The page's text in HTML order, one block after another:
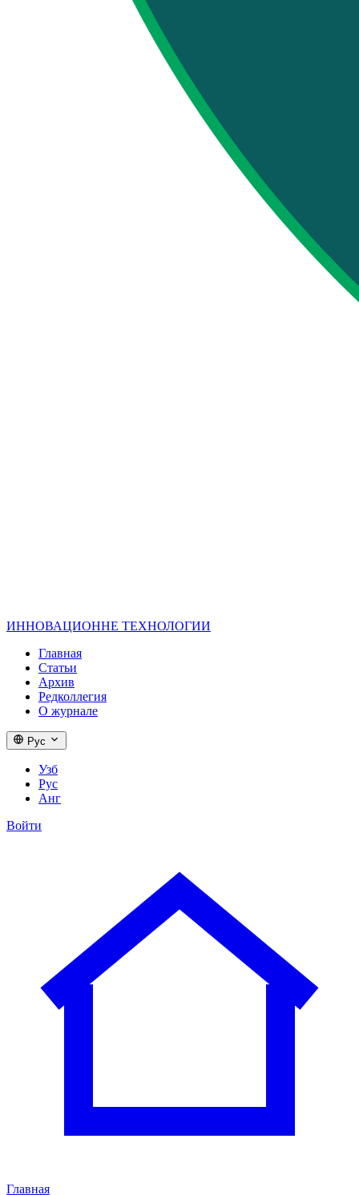
ИННОВАЦИОННЕ ТЕХНОЛОГИИ
Главная
Статьи
Архив
Редколлегия
О журнале
Рус
Узб
Рус
Анг
Войти
Главная